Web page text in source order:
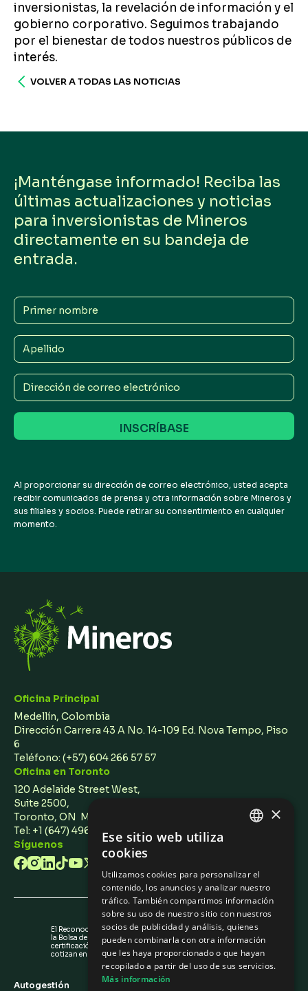
inversionistas, la revelación de información y el
gobierno corporativo. Seguimos trabajando
por el bienestar de todos nuestros públicos de
interés.
VOLVER A TODAS LAS NOTICIAS
¡Manténgase informado! Reciba las
últimas actualizaciones y noticias
para inversionistas de Mineros
directamente en su bandeja de
entrada.
Primer
nombre
Apellido
Dirección
de
correo
electrónico
Al proporcionar su dirección de correo electrónico, usted acepta
recibir comunicados de prensa y otra información sobre Mineros y
sus filiales y socios. Puede retirar su consentimiento en cualquier
momento.
Oficina Principal
Medellín, Colombia
Dirección Carrera 43 A No. 14-109 Ed. Nova Tempo, Piso
6
Teléfono: (+57) 604 266 57 57
Oficina en Toronto
120 Adelaide Street West,
Suite 2500,
Toronto, ON M5H 1T1 Canada
Tel: +1 (647) 496 3011
Síguenos
El Reconocimiento de Emisores (IR) otorgado por
la Bolsa de Valores de Colombia no es una
certificación sobre la calidad de los valores que
cotizan en la BVC ni sobre la solvencia del emisor.
Autogestión
×
Ese sitio web utiliza
cookies
Utilizamos cookies para personalizar el
contenido, los anuncios y analizar nuestro
tráfico. También compartimos información
sobre su uso de nuestro sitio con nuestros
socios de publicidad y análisis, quienes
pueden combinarla con otra información
que les haya proporcionado o que hayan
recopilado a partir del uso de sus servicios.
Más información